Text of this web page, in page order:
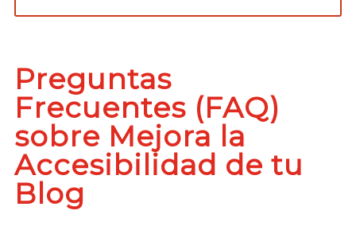
Preguntas
Frecuentes (FAQ)
sobre Mejora la
Accesibilidad de tu
Blog